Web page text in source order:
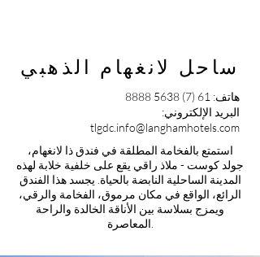
ساحل لانغهام الذهبي
هاتف: 61 (7) 5638 8888
البريد الإلكتروني:
tlgdc.info@langhamhotels.com
استمتع بالفخامة المطلقة في فندق ذا لانغهام،
جولد كوست - ملاذ راقي يقع على خلفية خلابة لهذه
المدينة الساحلية النابضة بالحياة. يجسد هذا الفندق
الرائع، الواقع في مكان مرموق، الفخامة والرقي،
ويمزج بسلاسة بين الأناقة الخالدة والراحة